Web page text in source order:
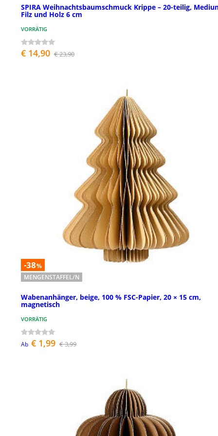
SPIRA Weihnachtsbaumschmuck Krippe – 20-teilig,
Filz und Holz 6 cm
VORRÄTIG
€ 14,90 € 23,90
-38%
MENGENSTAFFEL/N
Wabenanhänger, beige, 100 % FSC-Papier, 20 × 15 cm,
magnetisch
VORRÄTIG
Ab € 1,99 € 3,99